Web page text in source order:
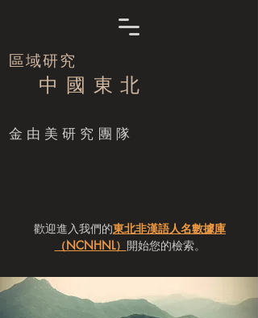
區域研究
中 國 東 北
​金由美研究團隊
歡迎進入我們的東北非漢語人名數據庫
（NCNHNL） 開始您的檢索。